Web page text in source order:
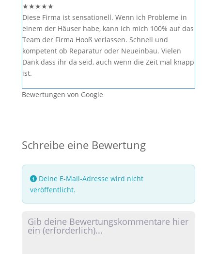
★★★★★
Diese Firma ist sensationell. Wenn ich Probleme in
einem der Häuser habe, kann ich mich 100% auf das
Team der Firma Hooß verlassen. Schnell und
kompetent ob Reparatur oder Neueinbau. Vielen
Dank dass ihr da seid, auch wenn die Zeit mal knapp
ist.
Bewertungen von Google
Schreibe eine Bewertung
Deine E-Mail-Adresse wird nicht
veröffentlicht.
Rezensionstext